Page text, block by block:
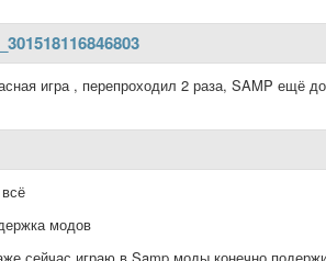
игра , перепроходил 2 раза, SAMP ещё
модов